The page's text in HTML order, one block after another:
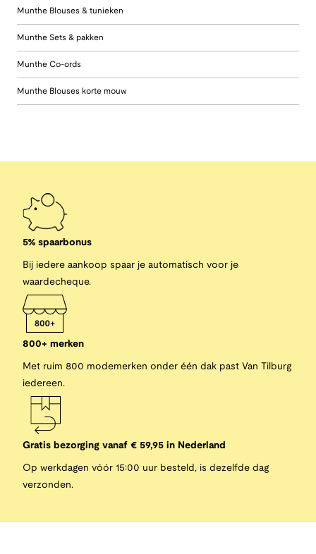
Munthe Blouses & tunieken
Munthe Sets & pakken
Munthe Co-ords
Munthe Blouses korte mouw
5% spaarbonus
Bij iedere aankoop spaar je automatisch voor je
waardecheque.
800+ merken
Met ruim 800 modemerken onder één dak past Van Tilburg
iedereen.
Gratis bezorging vanaf € 59,95 in Nederland
Op werkdagen vóór 15:00 uur besteld, is dezelfde dag
verzonden.